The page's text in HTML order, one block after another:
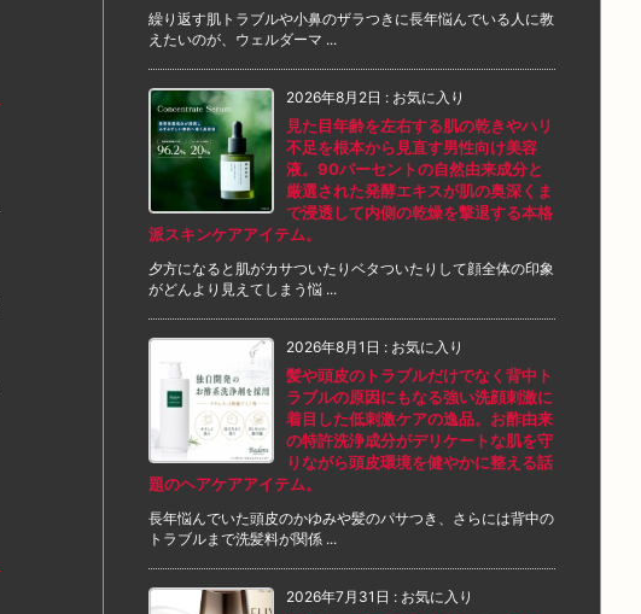
繰り返す肌トラブルや小鼻のザラつきに長年悩んでいる人に教
えたいのが、ウェルダーマ ...
2026年8月2日 : お気に入り
見た目年齢を左右する肌の乾きやハリ
不足を根本から見直す男性向け美容
液。90パーセントの自然由来成分と
厳選された発酵エキスが肌の奥深くま
で浸透して内側の乾燥を撃退する本格
派スキンケアアイテム。
夕方になると肌がカサついたりベタついたりして顔全体の印象
がどんより見えてしまう悩 ...
2026年8月1日 : お気に入り
髪や頭皮のトラブルだけでなく背中ト
ラブルの原因にもなる強い洗顔刺激に
着目した低刺激ケアの逸品。お酢由来
の特許洗浄成分がデリケートな肌を守
りながら頭皮環境を健やかに整える話
題のヘアケアアイテム。
長年悩んでいた頭皮のかゆみや髪のパサつき、さらには背中の
トラブルまで洗髪料が関係 ...
2026年7月31日 : お気に入り